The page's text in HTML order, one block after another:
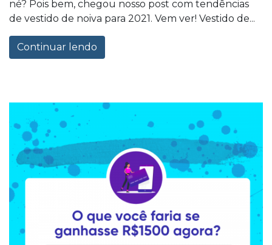
né? Pois bem, chegou nosso post com tendências
de vestido de noiva para 2021. Vem ver! Vestido de...
Continuar lendo